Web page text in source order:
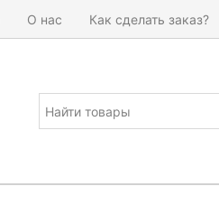
О нас Как сделать заказ?